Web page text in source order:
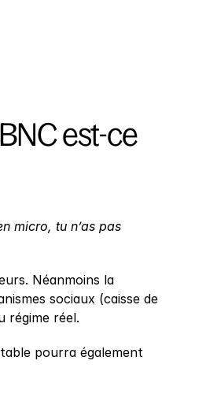
est-ce
micro, tu n’as pas
Néanmoins la
sociaux (caisse de
régime réel.
pourra également